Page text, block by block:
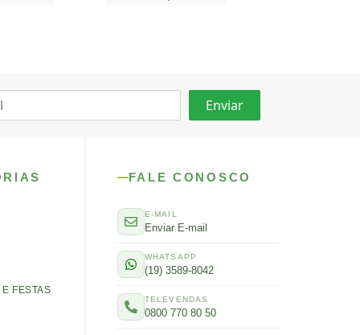
FESTAS
FALE CONOSCO
E-MAIL
Enviar E-mail
WHATSAPP
(19) 3589-8042
TELEVENDAS
0800 770 80 50